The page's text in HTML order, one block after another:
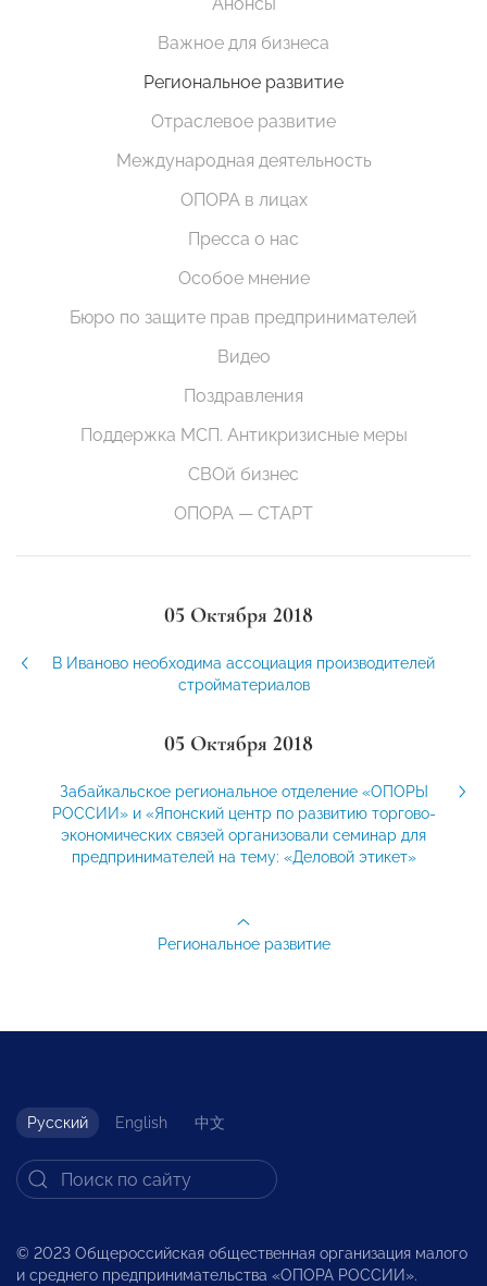
Важное для бизнеса
Региональное развитие
Отраслевое развитие
Международная деятельность
ОПОРА в лицах
Пресса о нас
Особое мнение
Бюро по защите прав предпринимателей
Видео
Поздравления
Поддержка МСП. Антикризисные меры
СВОй бизнес
ОПОРА — СТАРТ
05 Октября 2018
В Иваново необходима ассоциация производителей
стройматериалов
05 Октября 2018
Забайкальское региональное отделение «ОПОРЫ
РОССИИ» и «Японский центр по развитию торгово-
экономических связей организовали семинар для
предпринимателей на тему: «Деловой этикет»
Региональное развитие
Русский English 中文
© 2023 Общероссийская общественная организация малого
и среднего предпринимательства «ОПОРА РОССИИ».